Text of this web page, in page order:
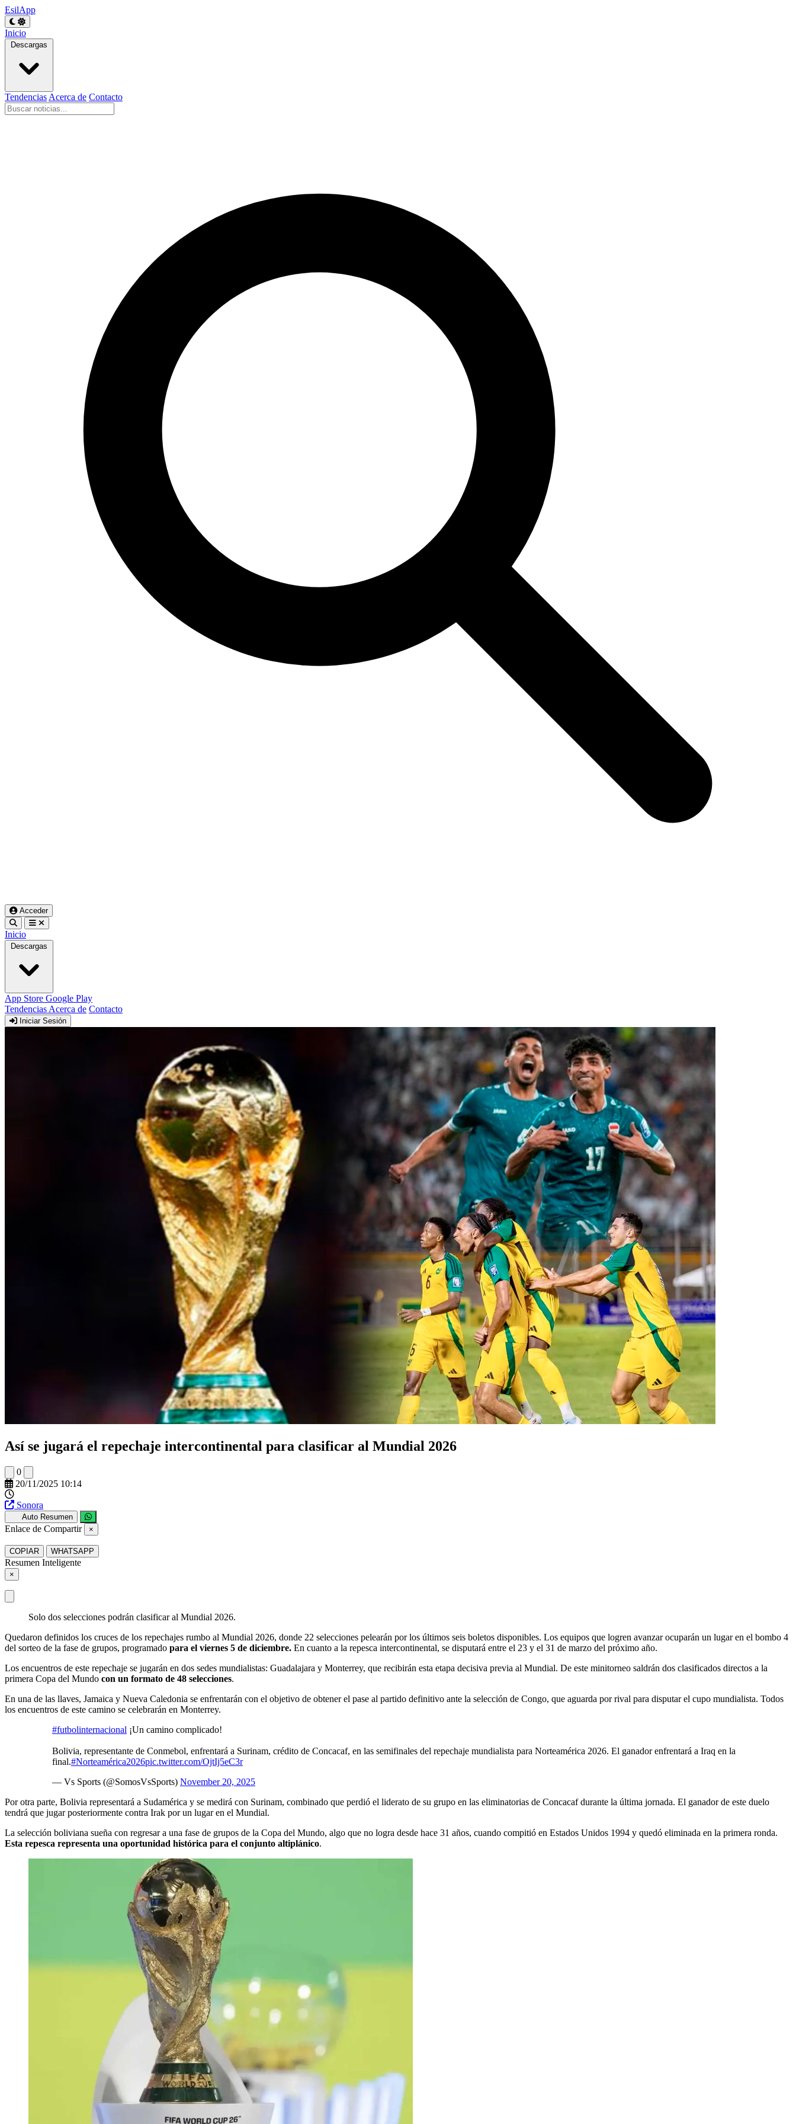
EsilApp
Inicio
Descargas
Tendencias Acerca de Contacto
Acceder
Inicio
Descargas
App Store Google Play
Tendencias Acerca de Contacto
Iniciar Sesión
Así se jugará el repechaje intercontinental para clasificar al Mundial 2026
0
20/11/2025 10:14
Sonora
Auto Resumen
Enlace de Compartir ×
COPIAR WHATSAPP
Resumen Inteligente
×
Solo dos selecciones podrán clasificar al Mundial 2026.
Quedaron definidos los cruces de los repechajes rumbo al Mundial 2026, donde 22 selecciones pelearán por los últimos seis boletos disponibles. Los equipos que logren avanzar ocuparán un lugar en el bombo 4
del sorteo de la fase de grupos, programado para el viernes 5 de diciembre. En cuanto a la repesca intercontinental, se disputará entre el 23 y el 31 de marzo del próximo año.
Los encuentros de este repechaje se jugarán en dos sedes mundialistas: Guadalajara y Monterrey, que recibirán esta etapa decisiva previa al Mundial. De este minitorneo saldrán dos clasificados directos a la
primera Copa del Mundo con un formato de 48 selecciones.
En una de las llaves, Jamaica y Nueva Caledonia se enfrentarán con el objetivo de obtener el pase al partido definitivo ante la selección de Congo, que aguarda por rival para disputar el cupo mundialista. Todos
los encuentros de este camino se celebrarán en Monterrey.
#futbolinternacional ¡Un camino complicado!
Bolivia, representante de Conmebol, enfrentará a Surinam, crédito de Concacaf, en las semifinales del repechaje mundialista para Norteamérica 2026. El ganador enfrentará a Iraq en la
final.#Norteamérica2026pic.twitter.com/OjtIj5eC3r
— Vs Sports (@SomosVsSports) November 20, 2025
Por otra parte, Bolivia representará a Sudamérica y se medirá con Surinam, combinado que perdió el liderato de su grupo en las eliminatorias de Concacaf durante la última jornada. El ganador de este duelo
tendrá que jugar posteriormente contra Irak por un lugar en el Mundial.
La selección boliviana sueña con regresar a una fase de grupos de la Copa del Mundo, algo que no logra desde hace 31 años, cuando compitió en Estados Unidos 1994 y quedó eliminada en la primera ronda.
Esta repesca representa una oportunidad histórica para el conjunto altiplánico.